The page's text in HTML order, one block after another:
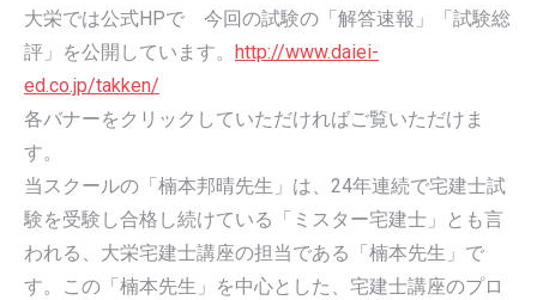
大栄では公式HPで 今回の試験の「解答速報」「試験総
評」を公開しています。
http://www.daiei-
ed.co.jp/takken/
各バナーをクリックしていただければご覧いただけま
す。
当スクールの「楠本邦晴先生」は、24年連続で宅建士試
験を受験し合格し続けている「ミスター宅建士」とも言
われる、大栄宅建士講座の担当である「楠本先生」で
す。この「楠本先生」を中心とした、宅建士講座のプロ